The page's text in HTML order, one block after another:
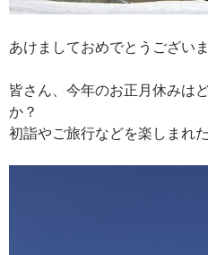
あけましておめでとうございま
皆さん、今年のお正月休みは
か？
初詣やご旅行などを楽しまれ